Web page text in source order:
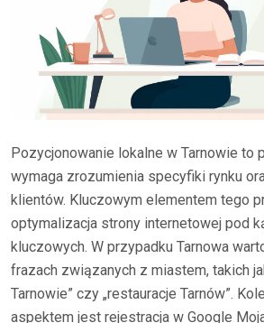
Pozycjonowanie lokalne w Tarnowie to
wymaga zrozumienia specyfiki rynku
klientów. Kluczowym elementem tego
optymalizacja strony internetowej pod
kluczowych. W przypadku Tarnowa
frazach związanych z miastem, takich
Tarnowie” czy „restauracje Tarnów”.
aspektem jest rejestracja w Google